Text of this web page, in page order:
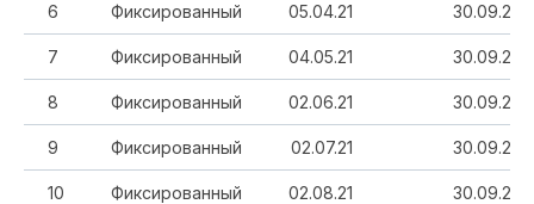
6 Фиксированный 05.04.21 30.09.20
7 Фиксированный 04.05.21 30.09.20
8 Фиксированный 02.06.21 30.09.20
9 Фиксированный 02.07.21 30.09.20
10 Фиксированный 02.08.21 30.09.20